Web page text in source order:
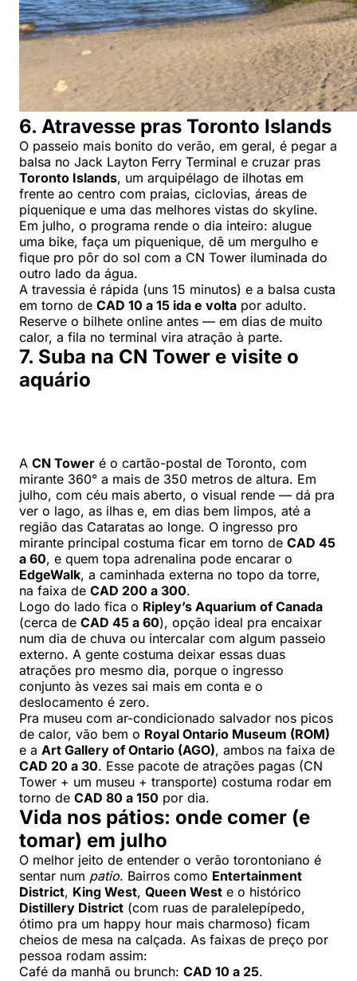
6. Atravesse pras Toronto Islands
O passeio mais bonito do verão, em geral, é pegar a
balsa no Jack Layton Ferry Terminal e cruzar pras
Toronto Islands, um arquipélago de ilhotas em
frente ao centro com praias, ciclovias, áreas de
piquenique e uma das melhores vistas do skyline.
Em julho, o programa rende o dia inteiro: alugue
uma bike, faça um piquenique, dê um mergulho e
fique pro pôr do sol com a CN Tower iluminada do
outro lado da água.
A travessia é rápida (uns 15 minutos) e a balsa custa
em torno de CAD 10 a 15 ida e volta por adulto.
Reserve o bilhete online antes — em dias de muito
calor, a fila no terminal vira atração à parte.
7. Suba na CN Tower e visite o
aquário
A CN Tower é o cartão-postal de Toronto, com
mirante 360° a mais de 350 metros de altura. Em
julho, com céu mais aberto, o visual rende — dá pra
ver o lago, as ilhas e, em dias bem limpos, até a
região das Cataratas ao longe. O ingresso pro
mirante principal costuma ficar em torno de CAD 45
a 60, e quem topa adrenalina pode encarar o
EdgeWalk, a caminhada externa no topo da torre,
na faixa de CAD 200 a 300.
Logo do lado fica o Ripley’s Aquarium of Canada
(cerca de CAD 45 a 60), opção ideal pra encaixar
num dia de chuva ou intercalar com algum passeio
externo. A gente costuma deixar essas duas
atrações pro mesmo dia, porque o ingresso
conjunto às vezes sai mais em conta e o
deslocamento é zero.
Pra museu com ar-condicionado salvador nos picos
de calor, vão bem o Royal Ontario Museum (ROM)
e a Art Gallery of Ontario (AGO), ambos na faixa de
CAD 20 a 30. Esse pacote de atrações pagas (CN
Tower + um museu + transporte) costuma rodar em
torno de CAD 80 a 150 por dia.
Vida nos pátios: onde comer (e
tomar) em julho
O melhor jeito de entender o verão torontoniano é
sentar num patio. Bairros como Entertainment
District, King West, Queen West e o histórico
Distillery District (com ruas de paralelepípedo,
ótimo pra um happy hour mais charmoso) ficam
cheios de mesa na calçada. As faixas de preço por
pessoa rodam assim:
Café da manhã ou brunch: CAD 10 a 25.